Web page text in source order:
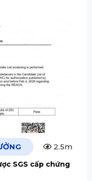
2.5m
SGS cấp chứng